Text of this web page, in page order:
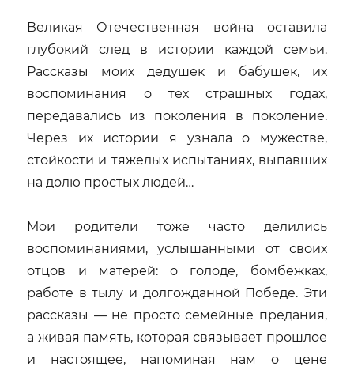
Мадан
Великая Отечественная война оставила
глубокий след в истории каждой семьи.
Рассказы моих дедушек и бабушек, их
воспоминания о тех страшных годах,
передавались из поколения в поколение.
Через их истории я узнала о мужестве,
стойкости и тяжелых испытаниях, выпавших
на долю простых людей…
Мои родители тоже часто делились
воспоминаниями, услышанными от своих
отцов и матерей: о голоде, бомбёжках,
работе в тылу и долгожданной Победе. Эти
рассказы — не просто семейные предания,
а живая память, которая связывает прошлое
и настоящее, напоминая нам о цене